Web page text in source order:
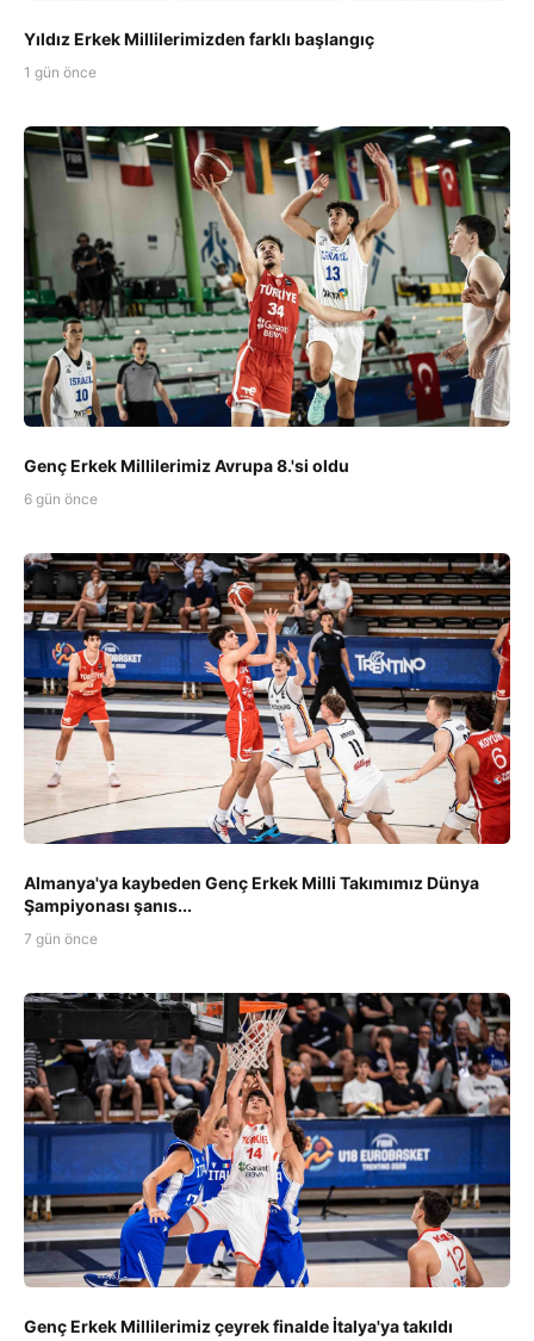
Yıldız Erkek Millilerimizden farklı başlangıç
1 gün önce
Genç Erkek Millilerimiz Avrupa 8.'si oldu
6 gün önce
Almanya'ya kaybeden Genç Erkek Milli Takımımız Dünya
Şampiyonası şanıs...
7 gün önce
Genç Erkek Millilerimiz çeyrek finalde İtalya'ya takıldı